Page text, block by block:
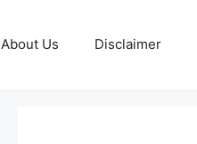
About Us Disclaimer